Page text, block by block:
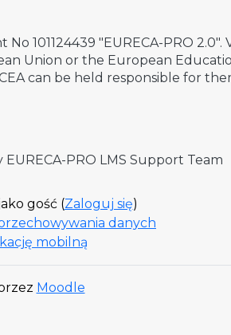
101124439 "EURECA-PRO 2.0".
Union or the European
can be held responsible for
PRO LMS Support Team
gość (Zaloguj się)
danych
mobilną
Moodle